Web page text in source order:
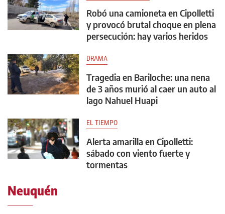
Robó una camioneta en Cipolletti
y provocó brutal choque en plena
persecución: hay varios heridos
DRAMA
Tragedia en Bariloche: una nena
de 3 años murió al caer un auto al
lago Nahuel Huapi
EL TIEMPO
Alerta amarilla en Cipolletti:
sábado con viento fuerte y
tormentas
Neuquén